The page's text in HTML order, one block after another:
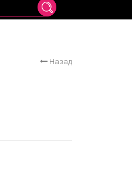
Назад